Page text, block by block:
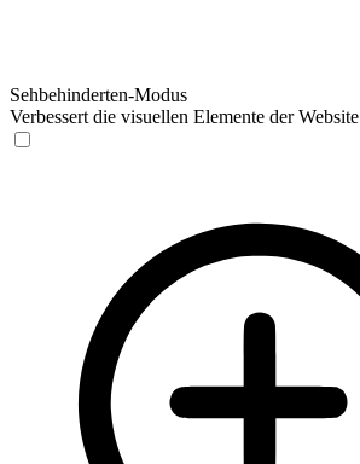
Sehbehinderten-Modus
Verbessert die visuellen Elemente der Website